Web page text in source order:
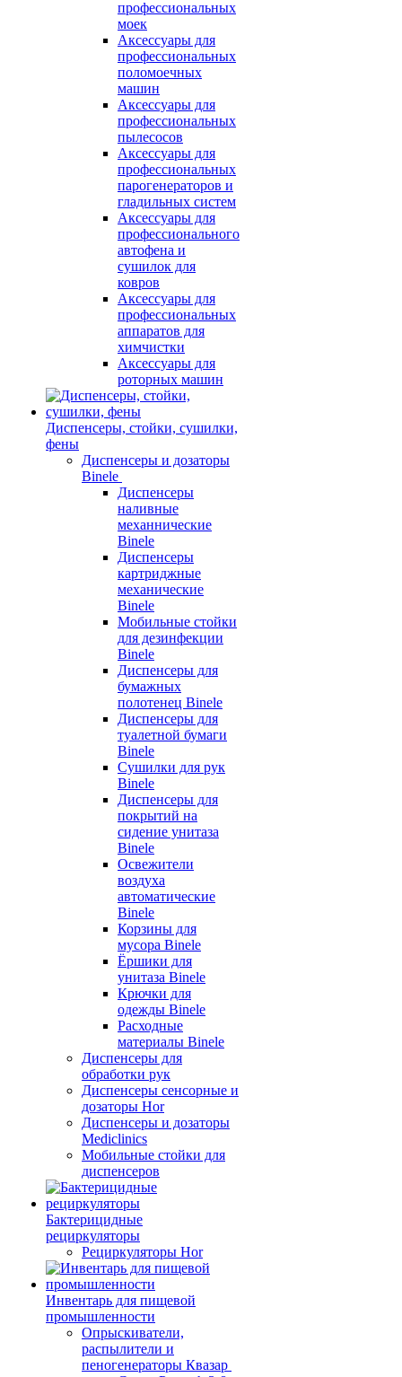
профессиональных
моек
Аксессуары для
профессиональных
поломоечных
машин
Аксессуары для
профессиональных
пылесосов
Аксессуары для
профессиональных
парогенераторов и
гладильных систем
Аксессуары для
профессионального
автофена и
сушилок для
ковров
Аксессуары для
профессиональных
аппаратов для
химчистки
Аксессуары для
роторных машин
Диспенсеры, стойки, сушилки,
фены
Диспенсеры и дозаторы
Binele
Диспенсеры
наливные
механнические
Binele
Диспенсеры
картриджные
механические
Binele
Мобильные стойки
для дезинфекции
Binele
Диспенсеры для
бумажных
полотенец Binele
Диспенсеры для
туалетной бумаги
Binele
Сушилки для рук
Binele
Диспенсеры для
покрытий на
сидение унитаза
Binele
Освежители
воздуха
автоматические
Binele
Корзины для
мусора Binele
Ёршики для
унитаза Binele
Крючки для
одежды Binele
Расходные
материалы Binele
Диспенсеры для
обработки рук
Диспенсеры сенсорные и
дозаторы Hor
Диспенсеры и дозаторы
Mediclinics
Мобильные стойки для
диспенсеров
Бактерицидные
рециркуляторы
Рециркуляторы Hor
Инвентарь для пищевой
промышленности
Опрыскиватели,
распылители и
пеногенераторы Квазар